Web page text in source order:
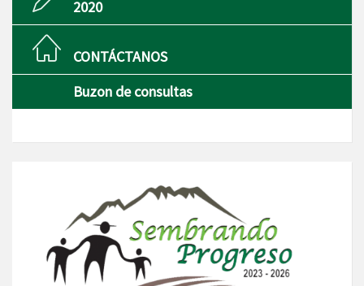
2020
CONTÁCTANOS
Buzon de consultas